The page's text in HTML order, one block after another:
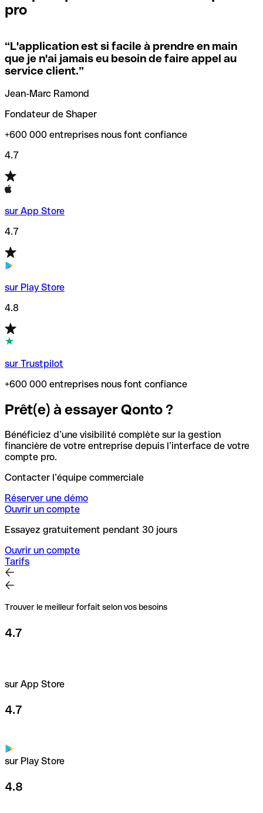
locales.
Si vous n'êtes pas sûr du code SWIFT que vous devriez
utiliser, nous avons développé un outil de recherche de
codes SWIFT par nom de banque.
vérification/recherche de codes SWIFT. Ainsi, vous pouvez
trouver et vérifier vos codes SWIFT avant de réaliser vos
transferts d’argent.
pro
“L'application est si facile à prendre en main
que je n'ai jamais eu besoin de faire appel au
service client.”
Jean-Marc Ramond
Fondateur de Shaper
+600 000 entreprises nous font confiance
4.7
sur App Store
4.7
sur Play Store
4.8
sur Trustpilot
+600 000 entreprises nous font confiance
Prêt(e) à essayer Qonto ?
Bénéficiez d’une visibilité complète sur la gestion
financière de votre entreprise depuis l’interface de votre
compte pro.
Contacter l’équipe commerciale
Réserver une démo
Ouvrir un compte
Essayez gratuitement pendant 30 jours
Ouvrir un compte
Tarifs
Trouver le meilleur forfait selon vos besoins
4.7
sur App Store
4.7
sur Play Store
4.8